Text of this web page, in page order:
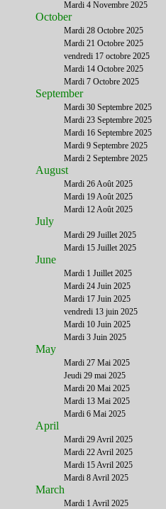
Mardi 4 Novembre 2025
October
Mardi 28 Octobre 2025
Mardi 21 Octobre 2025
vendredi 17 octobre 2025
Mardi 14 Octobre 2025
Mardi 7 Octobre 2025
September
Mardi 30 Septembre 2025
Mardi 23 Septembre 2025
Mardi 16 Septembre 2025
Mardi 9 Septembre 2025
Mardi 2 Septembre 2025
August
Mardi 26 Août 2025
Mardi 19 Août 2025
Mardi 12 Août 2025
July
Mardi 29 Juillet 2025
Mardi 15 Juillet 2025
June
Mardi 1 Juillet 2025
Mardi 24 Juin 2025
Mardi 17 Juin 2025
vendredi 13 juin 2025
Mardi 10 Juin 2025
Mardi 3 Juin 2025
May
Mardi 27 Mai 2025
Jeudi 29 mai 2025
Mardi 20 Mai 2025
Mardi 13 Mai 2025
Mardi 6 Mai 2025
April
Mardi 29 Avril 2025
Mardi 22 Avril 2025
Mardi 15 Avril 2025
Mardi 8 Avril 2025
March
Mardi 1 Avril 2025